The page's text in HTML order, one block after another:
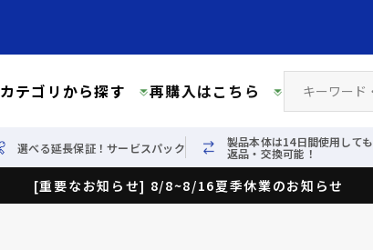
カテゴリから探す 再購入はこちら
選べる延長保証！サービスパック 製品本体は14日間使用しても
返品・交換可能！
[重要なお知らせ] 8/8~8/16夏季休業のお知らせ